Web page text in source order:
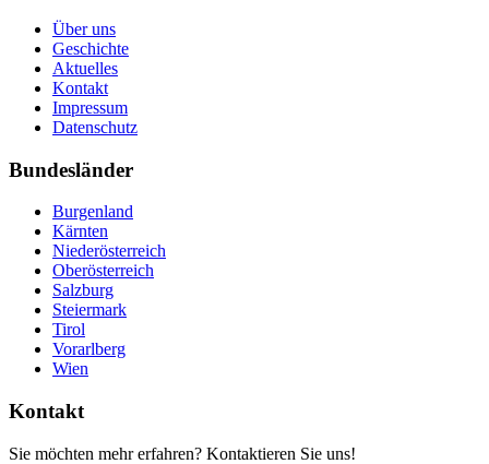
Über uns
Geschichte
Aktuelles
Kontakt
Impressum
Datenschutz
Bundesländer
Burgenland
Kärnten
Niederösterreich
Oberösterreich
Salzburg
Steiermark
Tirol
Vorarlberg
Wien
Kontakt
Sie möchten mehr erfahren? Kontaktieren Sie uns!